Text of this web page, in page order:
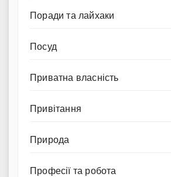
Поради та лайхаки
Посуд
Приватна власність
Привітання
Природа
Професії та робота